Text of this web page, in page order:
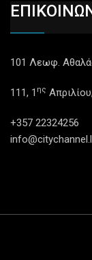
101 Λεωφ.
111, 1 ης
+357 22324256